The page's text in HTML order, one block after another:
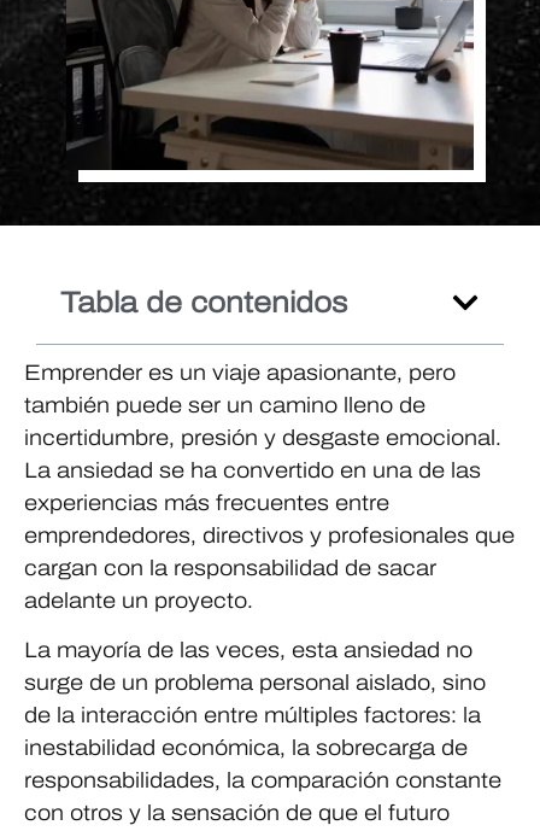
Tabla de contenidos
Emprender es un viaje apasionante, pero
también puede ser un camino lleno de
incertidumbre, presión y desgaste emocional.
La ansiedad se ha convertido en una de las
experiencias más frecuentes entre
emprendedores, directivos y profesionales que
cargan con la responsabilidad de sacar
adelante un proyecto.
La mayoría de las veces, esta ansiedad no
surge de un problema personal aislado, sino
de la interacción entre múltiples factores: la
inestabilidad económica, la sobrecarga de
responsabilidades, la comparación constante
con otros y la sensación de que el futuro